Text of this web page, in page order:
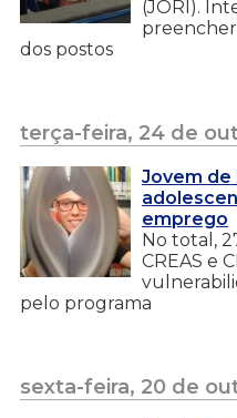
(JORI).
dos postos
terça-feira, 24 de
Jovem de
emprego
No total,
CREAS e
pelo programa
sexta-feira, 20 de